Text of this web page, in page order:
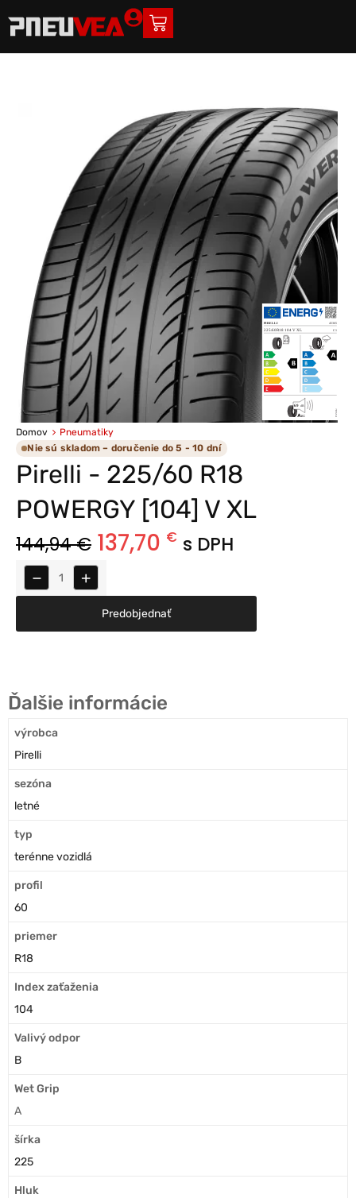
Domov
Pneumatiky
Nie sú skladom – doručenie do 5 - 10 dní
Pirelli - 225/60 R18
POWERGY [104] V XL
144,94€ 137,70 € s DPH
− +
Predobjednať
Ďalšie informácie
výrobca
Pirelli
sezóna
letné
typ
terénne vozidlá
profil
60
priemer
R18
Index zaťaženia
104
Valivý odpor
B
Wet Grip
A
šírka
225
Hluk